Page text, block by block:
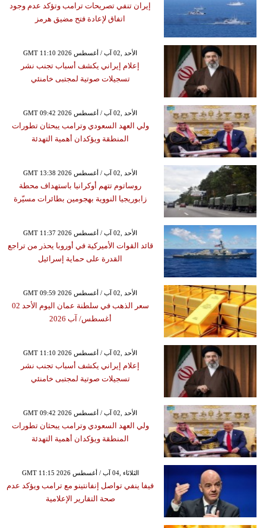
إيران تنفي تصريحات ترامب وتؤكد عدم وجود
اتفاق لإعادة فتح مضيق هرمز
GMT 11:10 2026 الأحد ,02 آب / أغسطس
إعلام إيراني يكشف أسباب تجنب نشر
تسجيلات صوتية لمجتبى خامنئي
GMT 09:42 2026 الأحد ,02 آب / أغسطس
ولي العهد السعودي وترامب يبحثان تطورات
المنطقة ويؤكدان أهمية التهدئة
GMT 13:38 2026 الأحد ,02 آب / أغسطس
روساتوم تتهم أوكرانيا باستهداف محطة
زابوريجيا النووية بهجومين بطائرات مسيّرة
GMT 11:37 2026 الأحد ,02 آب / أغسطس
قائد القوات الأميركية في أوروبا يحذر من تراجع
القدرة على حماية إسرائيل
GMT 09:59 2026 الأحد ,02 آب / أغسطس
سعر الذهب في سلطنة عمان اليوم الأحد 02
أغسطس/ آب 2026
GMT 11:10 2026 الأحد ,02 آب / أغسطس
إعلام إيراني يكشف أسباب تجنب نشر
تسجيلات صوتية لمجتبى خامنئي
GMT 09:42 2026 الأحد ,02 آب / أغسطس
ولي العهد السعودي وترامب يبحثان تطورات
المنطقة ويؤكدان أهمية التهدئة
GMT 11:15 2026 الثلاثاء ,04 آب / أغسطس
فيفا ينفي تواصل إنفانتينو مع ترامب ويؤكد عدم
صحة التقارير الإعلامية